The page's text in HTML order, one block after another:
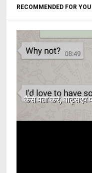
RECOMMENDED FOR YOU
कैसे पता करें, वाट्सएप